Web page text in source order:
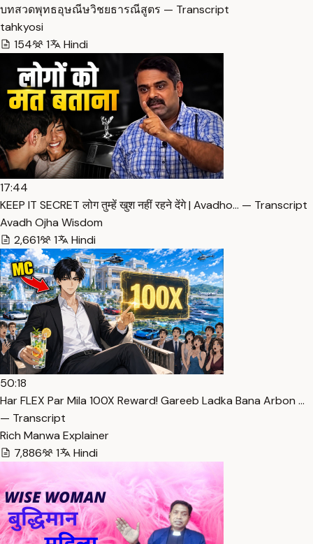
บทสวดพุทธอุษณีษวิชยธารณีสูตร — Transcript
tahkyosi
154
1 Hindi
17:44
KEEP IT SECRET लोग तुम्हें खुश नहीं रहने देंगे | Avadho… — Transcript
Avadh Ojha Wisdom
2,661
1 Hindi
50:18
Har FLEX Par Mila 100X Reward! Gareeb Ladka Bana Arbon …
— Transcript
Rich Manwa Explainer
7,886
1 Hindi